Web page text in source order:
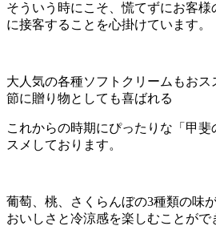
そういう時にこそ、慌てずにお客
に接客することを心掛けています。
大人気の各種ソフトクリームもお
節に贈り物としても喜ばれる
これからの時期にぴったりな「甲
スメしております。
葡萄、桃、さくらんぼの3種類の味
おいしさと冷涼感を楽しむことがで